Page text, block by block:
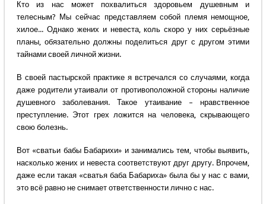
Кто из нас может похвалиться здоровьем душевным и
телесным? Мы сейчас представляем собой племя немощное,
хилое... Однако жених и невеста, коль скоро у них серьёзные
планы, обязательно должны поделиться друг с другом этими
тайнами своей личной жизни.
В своей пастырской практике я встречался со случаями, когда
даже родители утаивали от противоположной стороны наличие
душевного заболевания. Такое утаивание – нравственное
преступление. Этот грех ложится на человека, скрывающего
свою болезнь.
Вот «сватьи бабы Бабарихи» и занимались тем, чтобы выявить,
насколько жених и невеста соответствуют друг другу. Впрочем,
даже если такая «сватья баба Бабариха» была бы у нас с вами,
это всё равно не снимает ответственности лично с нас.